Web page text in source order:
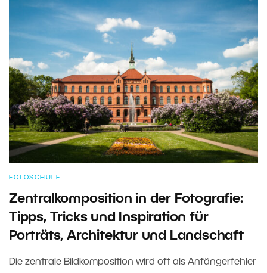
FOTOSCHULE
Zentralkomposition in der Fotografie:
Tipps, Tricks und Inspiration für
Porträts, Architektur und Landschaft
Die zentrale Bildkomposition wird oft als Anfängerfehler